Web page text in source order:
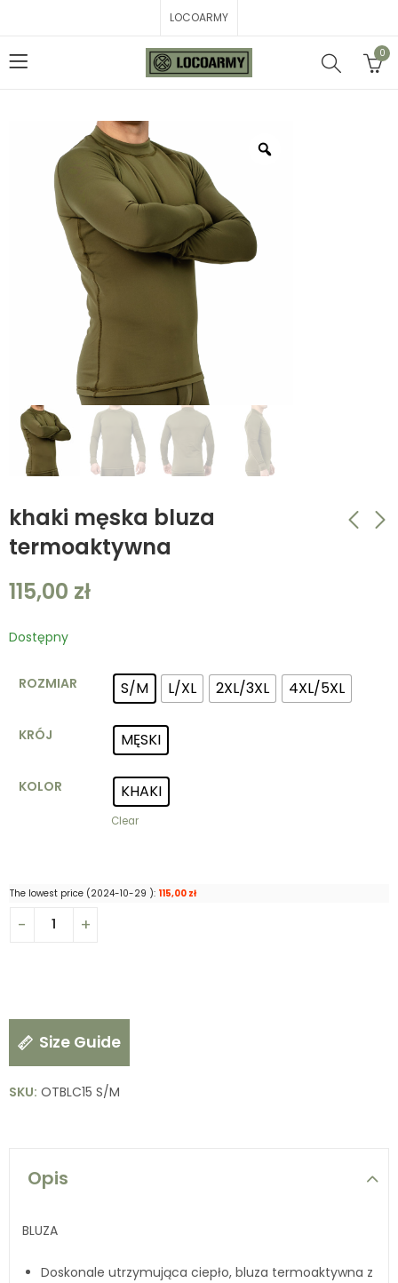
LOCOARMY
0
khaki męska bluza
termoaktywna
115,00 zł
Dostępny
ROZMIAR S/M L/XL 2XL/3XL 4XL/5XL
KRÓJ MĘSKI
KOLOR KHAKI
Clear
The lowest price (2024-10-29 ): 115,00 zł
Size Guide
SKU: OTBLC15 S/M
Opis
BLUZA
Doskonale utrzymująca ciepło, bluza termoaktywna z